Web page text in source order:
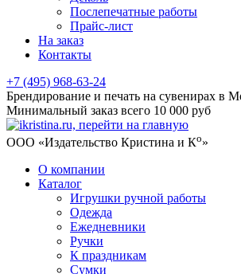
Послепечатные работы
Прайс-лист
На заказ
Контакты
+7 (495) 968-63-24
Брендирование и печать на сувенирах в
Минимальный заказ всего 10 000 руб
ООО «Издательство Кристина и Ко»
О компании
Каталог
Игрушки ручной работы
Одежда
Ежедневники
Ручки
К праздникам
Сумки